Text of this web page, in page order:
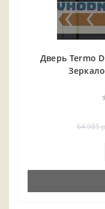
Дверь Termo
64 985